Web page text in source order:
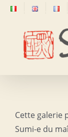
Skip
content
Cette galerie
Sumi-e du